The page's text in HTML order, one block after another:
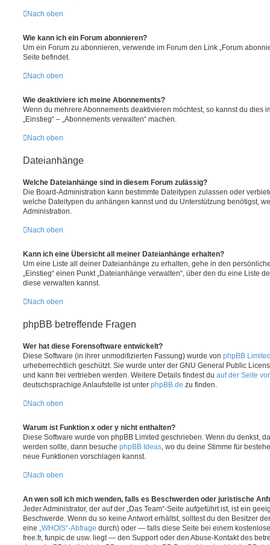
Nach oben
Wie kann ich ein Forum abonnieren?
Um ein Forum zu abonnieren, verwende im Forum den Link „Forum
Seite befindet.
Nach oben
Wie deaktiviere ich meine Abonnements?
Wenn du mehrere Abonnements deaktivieren möchtest, so kannst du dies
„Einstieg“ – „Abonnements verwalten“ machen.
Nach oben
Dateianhänge
Welche Dateianhänge sind in diesem Forum zulässig?
Die Board-Administration kann bestimmte Dateitypen zulassen oder
welche Dateitypen du anhängen kannst und du Unterstützung benötigst,
Administration.
Nach oben
Kann ich eine Übersicht all meiner Dateianhänge erhalten?
Um eine Liste all deiner Dateianhänge zu erhalten, gehe in den
„Einstieg“ einen Punkt „Dateianhänge verwalten“, über den du eine Liste
diese verwalten kannst.
Nach oben
phpBB betreffende Fragen
Wer hat diese Forensoftware entwickelt?
Diese Software (in ihrer unmodifizierten Fassung) wurde von phpBB
urheberrechtlich geschützt. Sie wurde unter der GNU General Public
und kann frei vertrieben werden. Weitere Details findest du auf der Seite
deutschsprachige Anlaufstelle ist unter phpBB.de zu finden.
Nach oben
Warum ist Funktion x oder y nicht enthalten?
Diese Software wurde von phpBB Limited geschrieben. Wenn du denkst,
werden sollte, dann besuche phpBB Ideas , wo du deine Stimme für
neue Funktionen vorschlagen kannst.
Nach oben
An wen soll ich mich wenden, falls es Beschwerden oder juristische
Jeder Administrator, der auf der „Das Team“-Seite aufgeführt ist, ist ein
Beschwerde. Wenn du so keine Antwort erhältst, solltest du den Besitzer
eine „WHOIS“-Abfrage durch) oder — falls diese Seite bei einem
free.fr, funpic.de usw. liegt — den Support oder den Abuse-Kontakt des